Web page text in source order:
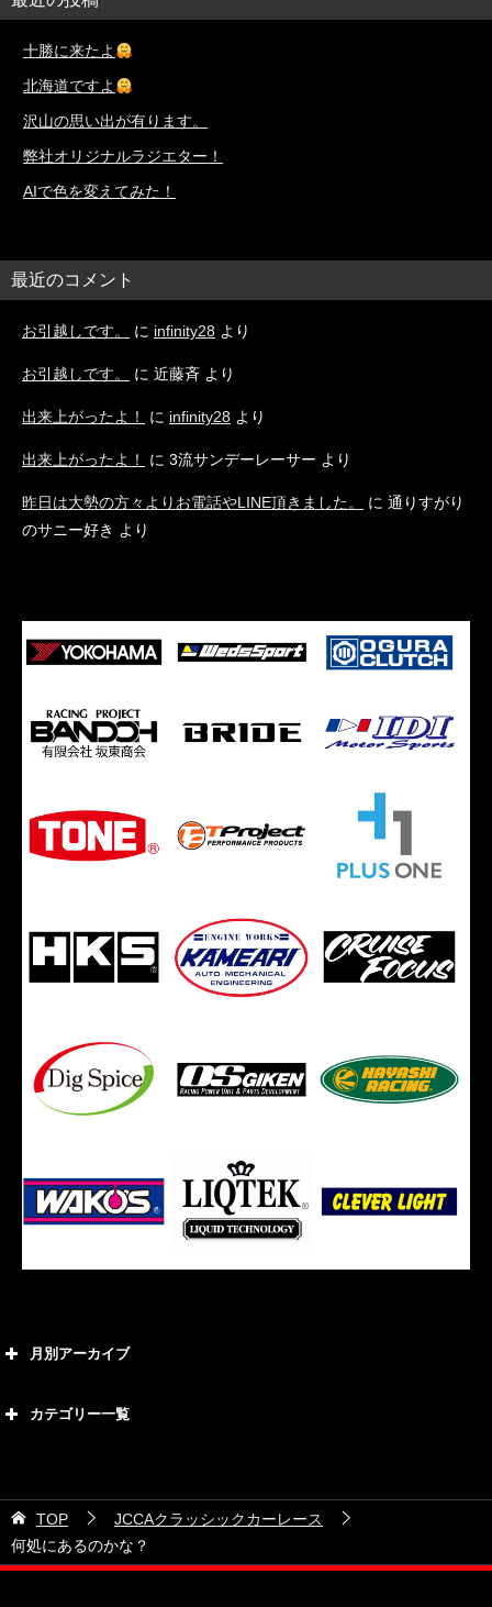
十勝に来たよ
北海道ですよ
沢山の思い出が有ります。
弊社オリジナルラジエター！
AIで色を変えてみた！
最近のコメント
お引越しです。 に infinity28 より
お引越しです。 に 近藤斉 より
出来上がったよ！ に infinity28 より
出来上がったよ！ に 3流サンデーレーサー より
昨日は大勢の方々よりお電話やLINE頂きました。 に 通りすがり
のサニー好き より
月別アーカイブ
2026年5月
2026年4月
カテゴリー一覧
21号車
28号車
38号車
TOP
JCCAクラッシックカーレース
何処にあるのかな？